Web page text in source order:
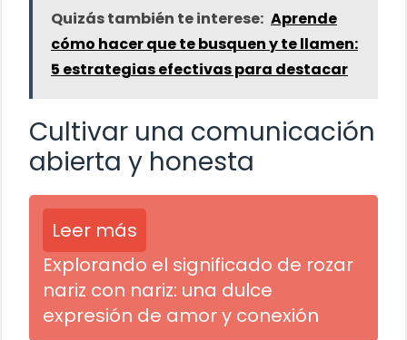
Quizás también te interese: Aprende
cómo hacer que te busquen y te llamen:
5 estrategias efectivas para destacar
Cultivar una comunicación
abierta y honesta
Leer más
Explorando el significado de rozar
nariz con nariz: una dulce
expresión de amor y conexión